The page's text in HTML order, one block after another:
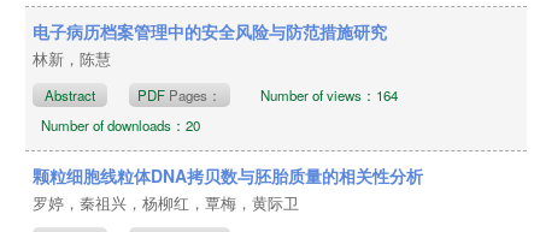
电子病历档案管理中的安全风险与防范措施研究
林新，陈慧
Abstract PDF Pages：
Number of views：164
Number of downloads：20
颗粒细胞线粒体DNA拷贝数与胚胎质量的相关性分析
罗婷，秦祖兴，杨柳红，覃梅，黄际卫